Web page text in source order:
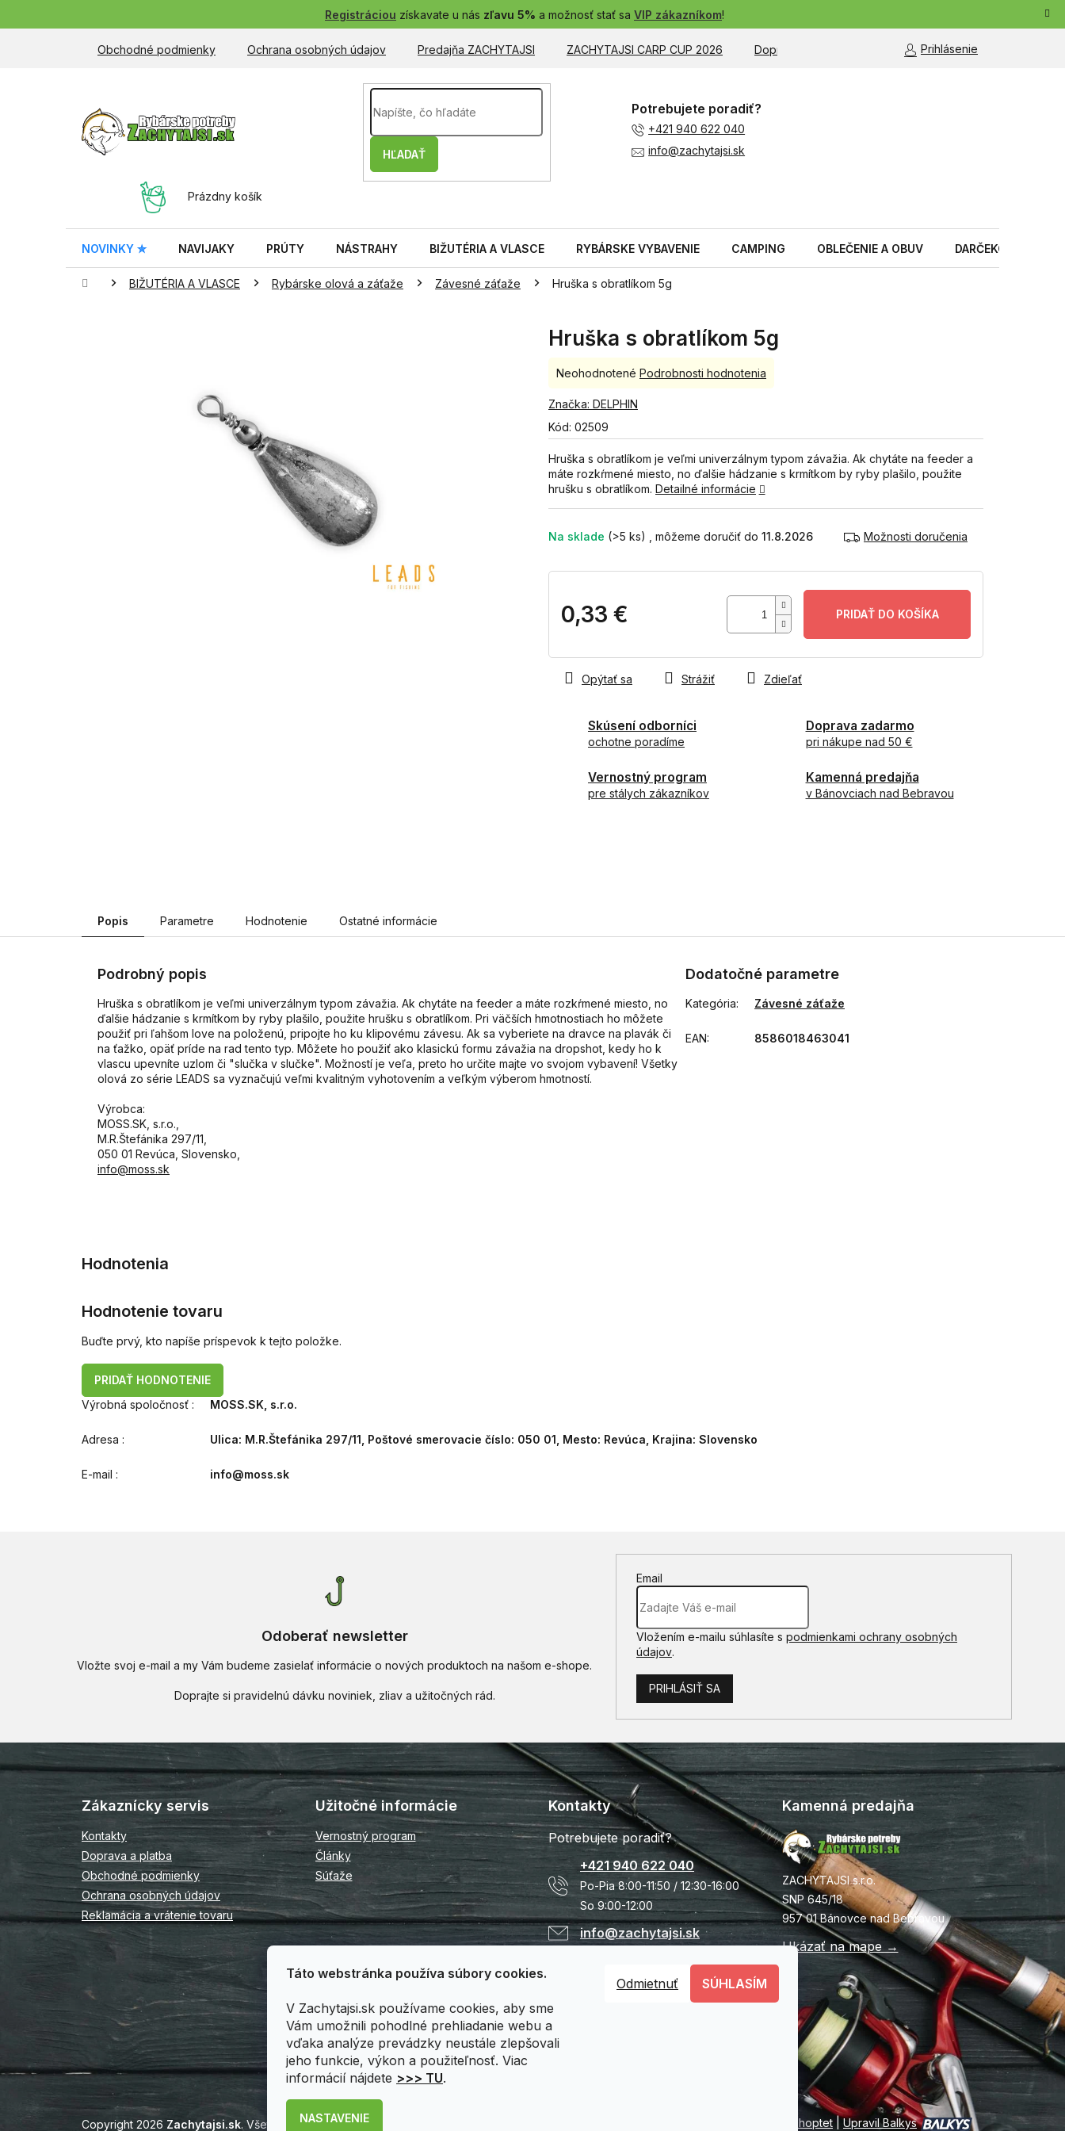
Táto webstránka používa súbory cookies.
V Zachytajsi.sk používame cookies, aby sme
Vám umožnili pohodlné prehliadanie webu a
vďaka analýze prevádzky neustále zlepšovali
jeho funkcie, výkon a použiteľnosť. Viac
informácií nájdete >>> TU.
NASTAVENIE
Odmietnuť SÚHLASÍM
Registráciou získavate u nás zľavu 5% a možnosť stať sa VIP zákazníkom!
Obchodné podmienky Ochrana osobných údajov Predajňa ZACHYTAJSI ZACHYTAJSI CARP CUP 2026 Doprava a platba Moja objednávka
Prihlásenie
HĽADAŤ
Potrebujete poradiť?
+421 940 622 040
info@zachytajsi.sk
NÁKUPNÝ
Prázdny košík
NOVINKY ✮ NAVIJAKY PRÚTY NÁSTRAHY BIŽUTÉRIA A VLASCE RYBÁRSKE VYBAVENIE CAMPING OBLEČENIE A OBUV DARČEKOVÉ
DomovBIŽUTÉRIA A VLASCE Rybárske olová a záťaže Závesné záťaže Hruška s obratlíkom 5g
Hruška s obratlíkom 5g
Kód: 02509
Na sklade (>5 ks) 11.8.2026 Možnosti doručenia
0,33 €
cena:
PRIDAŤ DO KOŠÍKA
Skúsení odborníci
ochotne poradíme
Doprava zadarmo
pri nákupe nad 50 €
Vernostný program
pre stálych zákazníkov
Kamenná predajňa
v Bánovciach nad Bebravou
Hruška s obratlíkom je veľmi univerzálnym typom závažia. Ak chytáte na feeder a
máte rozkŕmené miesto, no ďalšie hádzanie s krmítkom by ryby plašilo, použite
hrušku s obratlíkom. Detailné informácie
Opýtať sa Strážiť Zdieľať
Priemerné
produktu
0,0
5
hviezdičiek.
Neohodnotené Podrobnosti hodnotenia
Značka: DELPHIN
Popis Parametre Hodnotenie Ostatné informácie
Podrobný popis
Hruška s obratlíkom je veľmi univerzálnym typom závažia. Ak chytáte na feeder a máte rozkŕmené miesto, no
ďalšie hádzanie s krmítkom by ryby plašilo, použite hrušku s obratlíkom. Pri väčších hmotnostiach ho môžete
použiť pri ľahšom love na položenú, pripojte ho ku klipovému závesu. Ak sa vyberiete na dravce na plavák či
na ťažko, opäť príde na rad tento typ. Môžete ho použiť ako klasickú formu závažia na dropshot, kedy ho k
vlascu upevníte uzlom či "slučka v slučke". Možností je veľa, preto ho určite majte vo svojom vybavení! Všetky
olová zo série LEADS sa vyznačujú veľmi kvalitným vyhotovením a veľkým výberom hmotností.
Výrobca:
MOSS.SK, s.r.o.,
M.R.Štefánika 297/11,
050 01 Revúca, Slovensko,
info@moss.sk
Dodatočné parametre
Kategória: Závesné záťaže
EAN: 8586018463041
Hodnotenie tovaru
Buďte prvý, kto napíše príspevok k tejto položke.
PRIDAŤ HODNOTENIE
Výrobná spoločnosť : MOSS.SK, s.r.o.
Adresa : Ulica: M.R.Štefánika 297/11, Poštové smerovacie číslo: 050 01, Mesto: Revúca, Krajina: Slovensko
E-mail : info@moss.sk
Odoberať newsletter
Vložte svoj e-mail a my Vám budeme zasielať informácie o nových produktoch na našom e-shope.
Email
Vložením e-mailu súhlasíte s podmienkami ochrany osobných
údajov.
PRIHLÁSIŤ SA
Z
Zákaznícky servis
Kontakty
Doprava a platba
Obchodné podmienky
Ochrana osobných údajov
Reklamácia a vrátenie tovaru
Užitočné informácie
Vernostný program
Články
Súťaže
Kontakty
Potrebujete poradiť?
+421 940 622 040
Po-Pia 8:00-11:50 / 12:30-16:00
So 9:00-12:00
info@zachytajsi.sk
Kamenná predajňa
ZACHYTAJSI s.r.o.
SNP 645/18
957 01 Bánovce nad Bebravou
Ukázať na mape →
Vytvoril Shoptet Upravil Balkys
Copyright 2026 Zachytajsi.sk. Všetky práva vyhradené.